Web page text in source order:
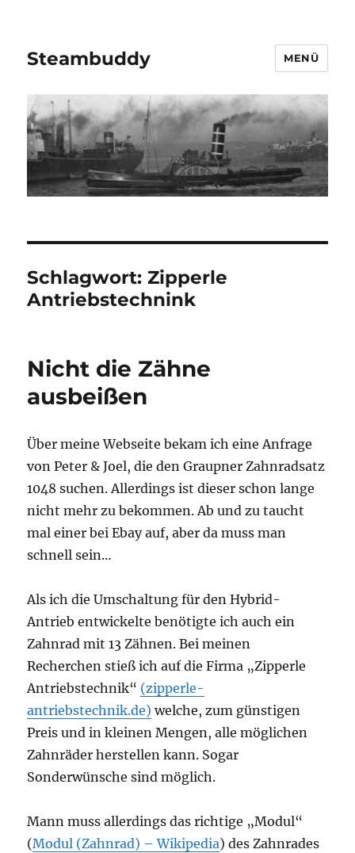
Steambuddy MENÜ
Schlagwort:Zipperle
Antriebstechnink
Nicht die Zähne
ausbeißen
Über meine Webseite bekam ich eine Anfrage
von Peter & Joel, die den Graupner Zahnradsatz
1048 suchen. Allerdings ist dieser schon lange
nicht mehr zu bekommen. Ab und zu taucht
mal einer bei Ebay auf, aber da muss man
schnell sein…
Als ich die Umschaltung für den Hybrid-
Antrieb entwickelte benötigte ich auch ein
Zahnrad mit 13 Zähnen. Bei meinen
Recherchen stieß ich auf die Firma „Zipperle
Antriebstechnik“ (zipperle-
antriebstechnik.de) welche, zum günstigen
Preis und in kleinen Mengen, alle möglichen
Zahnräder herstellen kann. Sogar
Sonderwünsche sind möglich.
Mann muss allerdings das richtige „Modul“
(Modul (Zahnrad) – Wikipedia) des Zahnrades